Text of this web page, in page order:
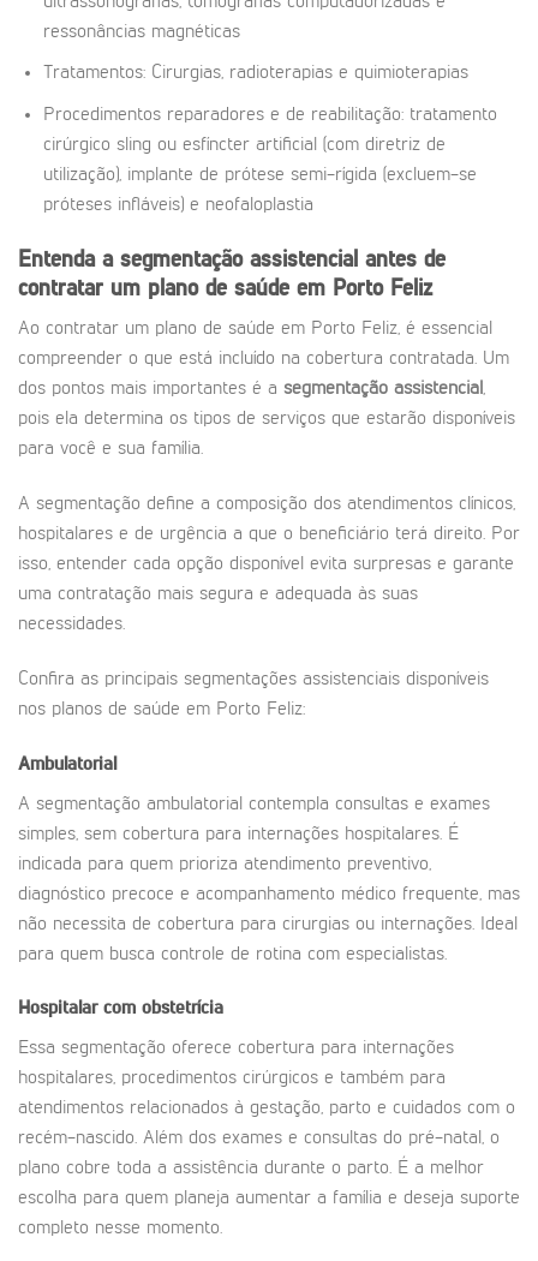
ressonâncias magnéticas
Tratamentos: Cirurgias, radioterapias e quimioterapias
Procedimentos reparadores e de reabilitação: tratamento
cirúrgico sling ou esfíncter artificial (com diretriz de
utilização), implante de prótese semi-rígida (excluem-se
próteses infláveis) e neofaloplastia
Entenda a segmentação assistencial antes de
contratar um plano de saúde em Porto Feliz
Ao contratar um plano de saúde em Porto Feliz, é essencial
compreender o que está incluído na cobertura contratada. Um
dos pontos mais importantes é a segmentação assistencial,
pois ela determina os tipos de serviços que estarão disponíveis
para você e sua família.
A segmentação define a composição dos atendimentos clínicos,
hospitalares e de urgência a que o beneficiário terá direito. Por
isso, entender cada opção disponível evita surpresas e garante
uma contratação mais segura e adequada às suas
necessidades.
Confira as principais segmentações assistenciais disponíveis
nos planos de saúde em Porto Feliz:
Ambulatorial
A segmentação ambulatorial contempla consultas e exames
simples, sem cobertura para internações hospitalares. É
indicada para quem prioriza atendimento preventivo,
diagnóstico precoce e acompanhamento médico frequente, mas
não necessita de cobertura para cirurgias ou internações. Ideal
para quem busca controle de rotina com especialistas.
Hospitalar com obstetrícia
Essa segmentação oferece cobertura para internações
hospitalares, procedimentos cirúrgicos e também para
atendimentos relacionados à gestação, parto e cuidados com o
recém-nascido. Além dos exames e consultas do pré-natal, o
plano cobre toda a assistência durante o parto. É a melhor
escolha para quem planeja aumentar a família e deseja suporte
completo nesse momento.